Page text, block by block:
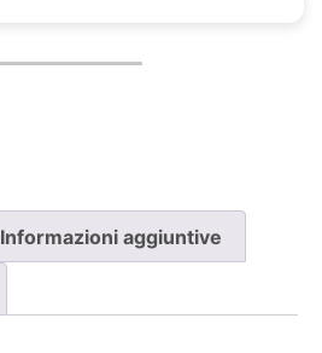
Informazioni aggiuntive